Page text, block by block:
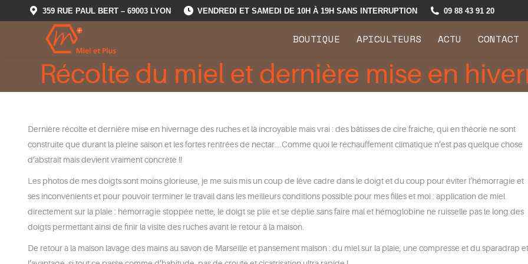
359 RUE PAUL BERT – 69003 LYON VENDREDI ET SAMEDI DE 10H À 19H SANS INTERRUPTION 09 88 43 91 20
BOUTIQUE APICULTEURS ACTU CONTACT
Récolte du miel et dernière mise en
Dernière récolte et dernière mise en hivernage des ruches et là incroyable mais vrai : des bâtisses de cire fraiche, qui en théorie ne sont
construite que durant la pleine saison et les fortes rentrées de nectar….Comme quoi le réchauffement climatique n’est pas quelque chose
d’abstrait mais devient vraiment concrète !!
Les photos de mes doigts sont moins glorieuse, je me suis mis un coup de lève cadre dans le doigt et du coup pour éviter l’hémorragie et
ses inconvénients et pour pouvoir terminer le travail dans les meilleurs conditions possible pour mes filles et moi : application de miel
directement sur la plaie : hémorragie stoppée nette, le doigt se plie et se déplie sans faire mal et hémoglobine ne ruisselle pas le long des
doigts permettant ainsi de finir la visite des ruches avant le retour à la maison.
De retour à la maison lavage des mains au savon de Marseille et pansement maison : du miel sur la plaie, une compresse et du sparadrap et